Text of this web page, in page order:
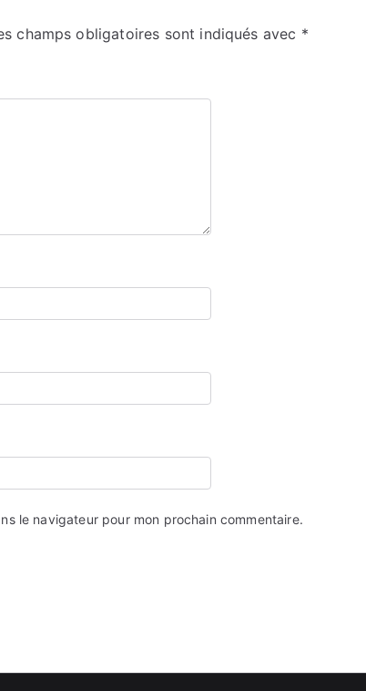
champs obligatoires sont indiqués avec *
le navigateur pour mon prochain commentaire.